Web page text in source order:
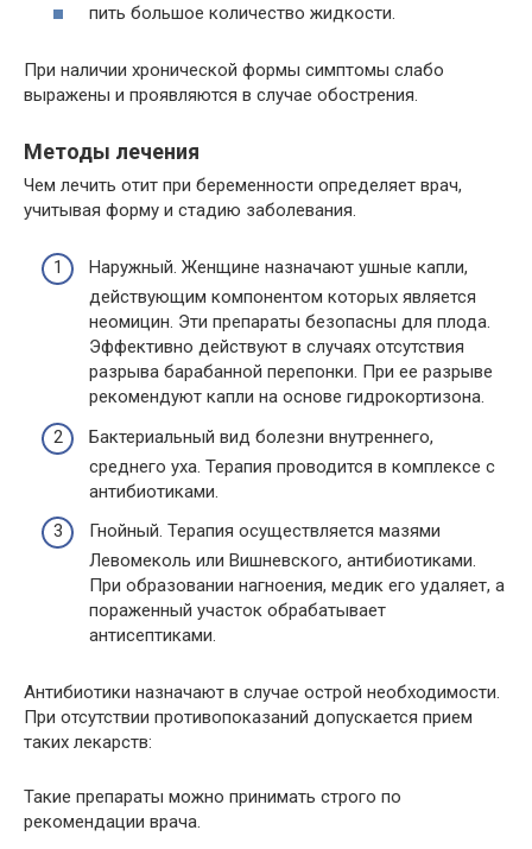
пить большое количество жидкости.
При наличии хронической формы симптомы слабо
выражены и проявляются в случае обострения.
Методы лечения
Чем лечить отит при беременности определяет врач,
учитывая форму и стадию заболевания.
Наружный. Женщине назначают ушные капли,
действующим компонентом которых является
неомицин. Эти препараты безопасны для плода.
Эффективно действуют в случаях отсутствия
разрыва барабанной перепонки. При ее разрыве
рекомендуют капли на основе гидрокортизона.
Бактериальный вид болезни внутреннего,
среднего уха. Терапия проводится в комплексе с
антибиотиками.
Гнойный. Терапия осуществляется мазями
Левомеколь или Вишневского, антибиотиками.
При образовании нагноения, медик его удаляет, а
пораженный участок обрабатывает
антисептиками.
Антибиотики назначают в случае острой необходимости.
При отсутствии противопоказаний допускается прием
таких лекарств:
Такие препараты можно принимать строго по
рекомендации врача.